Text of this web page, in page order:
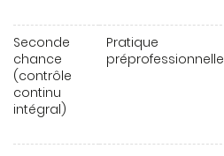
Seconde
chance
(contrôle
continu
intégral)
Pratique
préprofessionnelle